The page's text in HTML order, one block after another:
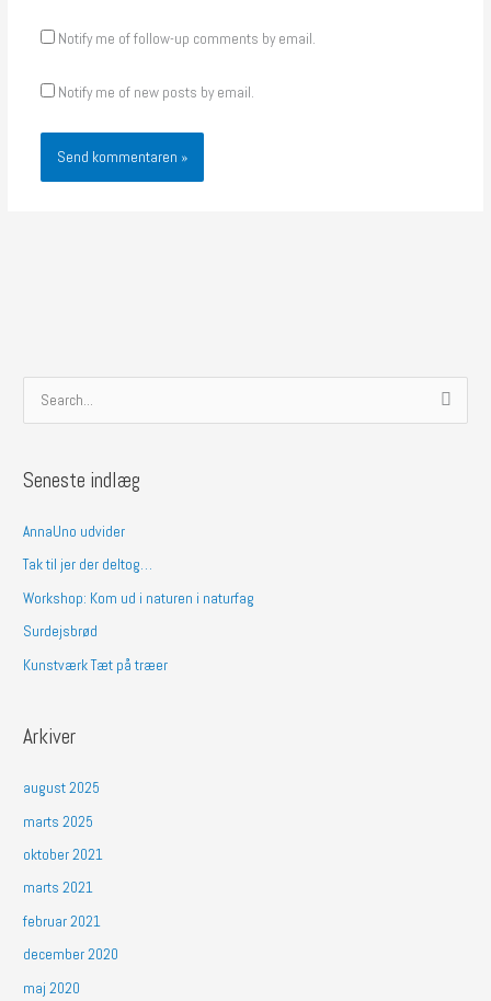
Notify me of follow-up comments by email.
Notify me of new posts by email.
e
f
:
Seneste indlæg
AnnaUno udvider
Tak til jer der deltog…
Workshop: Kom ud i naturen i naturfag
Surdejsbrød
Kunstværk Tæt på træer
Arkiver
august 2025
marts 2025
oktober 2021
marts 2021
februar 2021
december 2020
maj 2020